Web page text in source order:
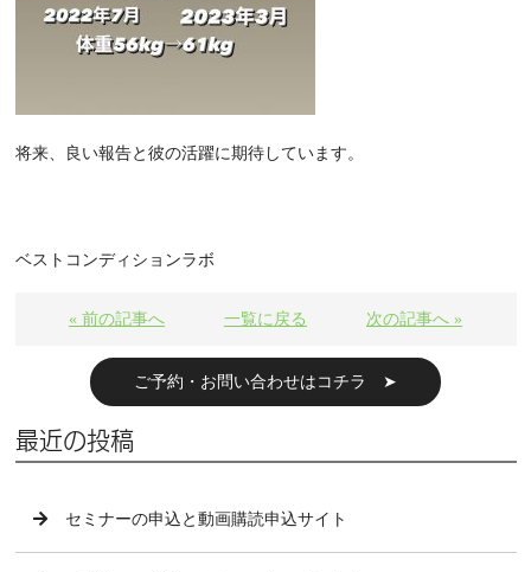
将来、良い報告と彼の活躍に期待しています。
ベストコンディションラボ
« 前の記事へ 一覧に戻る 次の記事へ »
ご予約・お問い合わせはコチラ ➤
最近の投稿
セミナーの申込と動画購読申込サイト